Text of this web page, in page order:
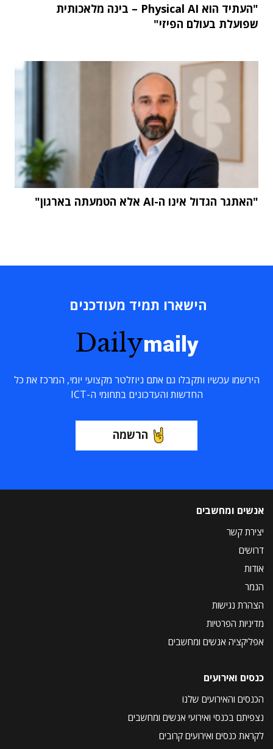
"העתיד הוא Physical AI – בינה מלאכותית
שפועלת בעולם הפיזי"
"האתגר הגדול אינו ה-AI אלא הטמעתה בארגון"
הישארו תמיד מעודכנים
Dailymaily
הירשמו עכשיו ותקבלו גם אתם ניוזלטר מקצועי יומי, המרכז את כל
החדשות והעדכונים בתחומי ה-ICT
הרשמה
אנשים ומחשבים
יצירת קשר
דרושים
אודות
הנמר
הצהרת נגישות
מדיניות הפרטיות
אפליקציה אנשים ומחשבים
כנסים ואירועים
הכנסים והאירועים שלנו
נצפיתם בכנסי ואירועי אנשים ומחשבים
לקראת כנסים ואירועים קרובים